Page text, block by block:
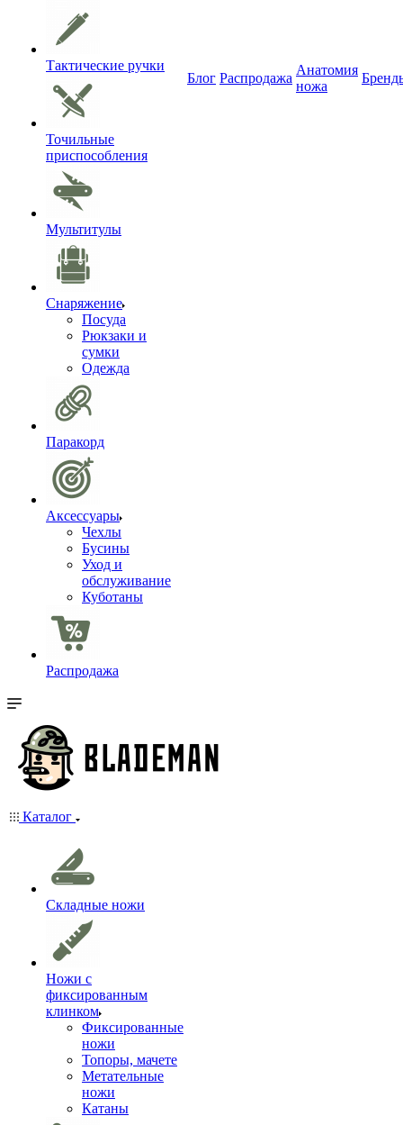
Тактические ручки
Точильные
приспособления
Мультитулы
Снаряжение
Посуда
Рюкзаки и
сумки
Одежда
Паракорд
Аксессуары
Чехлы
Бусины
Уход и
обслуживание
Куботаны
Распродажа
Блог Распродажа
Анатомия
ножа
Каталог
Складные ножи
Ножи с
фиксированным
клинком
Фиксированные
ножи
Топоры, мачете
Метательные
ножи
Катаны